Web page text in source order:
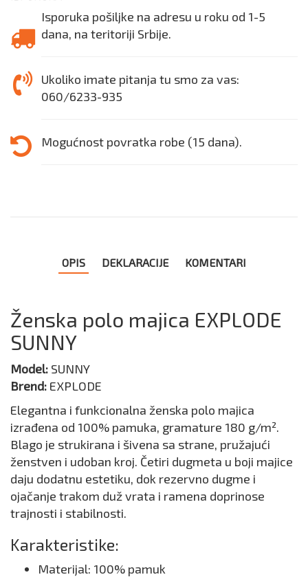
Isporuka pošiljke na adresu u roku od 1-5
dana, na teritoriji Srbije.
Ukoliko imate pitanja tu smo za vas:
060/6233-935
Mogućnost povratka robe (15 dana).
OPIS DEKLARACIJE KOMENTARI
Ženska polo majica EXPLODE
SUNNY
Model: SUNNY
Brend: EXPLODE
Elegantna i funkcionalna ženska polo majica
izrađena od 100% pamuka, gramature 180 g/m².
Blago je strukirana i šivena sa strane, pružajući
ženstven i udoban kroj. Četiri dugmeta u boji majice
daju dodatnu estetiku, dok rezervno dugme i
ojačanje trakom duž vrata i ramena doprinose
trajnosti i stabilnosti.
Karakteristike:
Materijal: 100% pamuk